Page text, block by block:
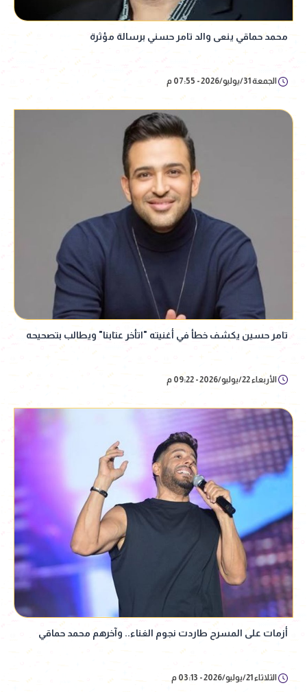
محمد حماقي ينعى والد تامر حسني برسالة مؤثرة
الجمعة 31/يوليو/2026 - 07:55 م
تامر حسين يكشف خطأ في أغنيته "اتأخر عتابنا" ويطالب بتصحيحه
الأربعاء 22/يوليو/2026 - 09:22 م
أزمات على المسرح طاردت نجوم الغناء.. وآخرهم محمد حماقي
الثلاثاء 21/يوليو/2026 - 03:13 م